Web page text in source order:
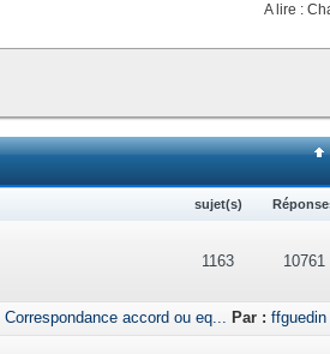
A lire :
sujet(s)
1163 10761
Correspondance accord ou eq... Par : ffguedin